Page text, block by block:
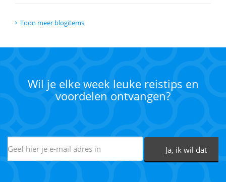
Toon meer blogitems
Wil je elke week leuke reistips en
voordelen ontvangen?